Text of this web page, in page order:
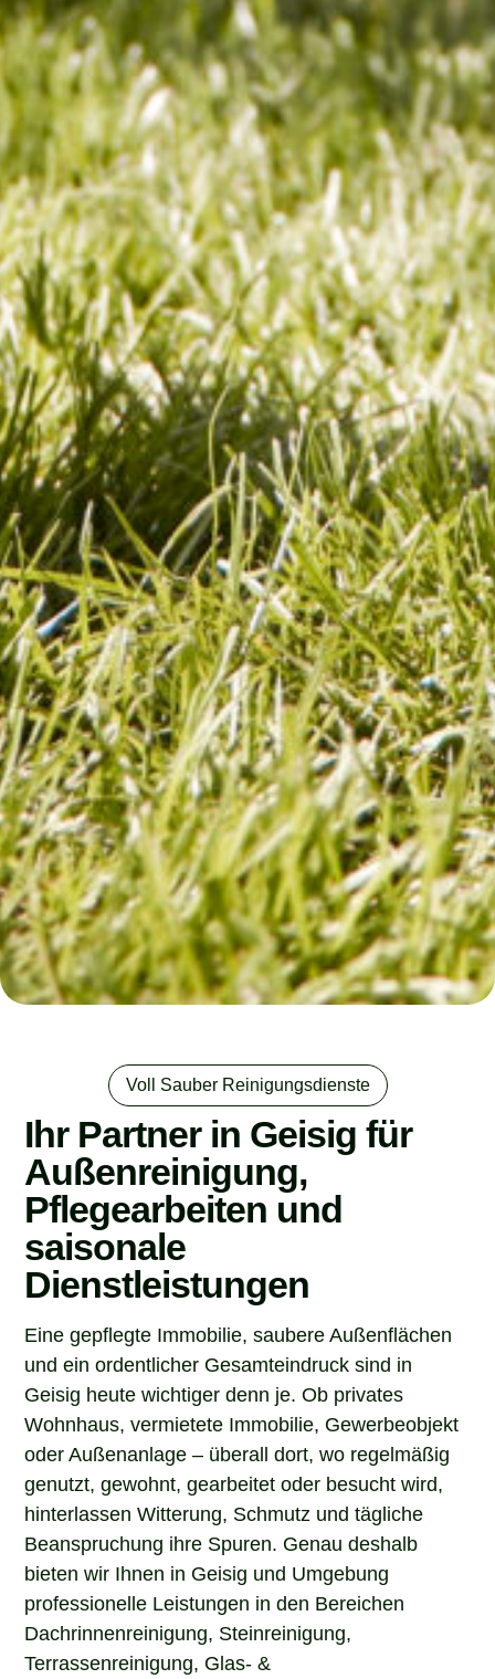
Voll Sauber Reinigungsdienste
Ihr Partner in Geisig für
Außenreinigung,
Pflegearbeiten und
saisonale
Dienstleistungen
Eine gepflegte Immobilie, saubere Außenflächen
und ein ordentlicher Gesamteindruck sind in
Geisig heute wichtiger denn je. Ob privates
Wohnhaus, vermietete Immobilie, Gewerbeobjekt
oder Außenanlage – überall dort, wo regelmäßig
genutzt, gewohnt, gearbeitet oder besucht wird,
hinterlassen Witterung, Schmutz und tägliche
Beanspruchung ihre Spuren. Genau deshalb
bieten wir Ihnen in Geisig und Umgebung
professionelle Leistungen in den Bereichen
Dachrinnenreinigung, Steinreinigung,
Terrassenreinigung, Glas- &